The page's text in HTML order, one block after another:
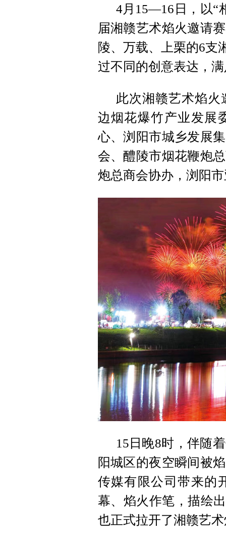
4月15—16日，以“
届湘赣艺术焰火邀请
陵、万载、上栗的6支
过不同的创意表达，
此次湘赣艺术焰
边烟花爆竹产业发展
心、浏阳市城乡发展
会、醴陵市烟花鞭炮
炮总商会协办，浏阳
15日晚8时，伴随
阳城区的夜空瞬间被
传媒有限公司带来的
幕、焰火作笔，描绘
也正式拉开了湘赣艺